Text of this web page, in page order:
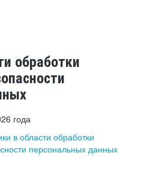
обработки
года
в области обработки
персональных данных